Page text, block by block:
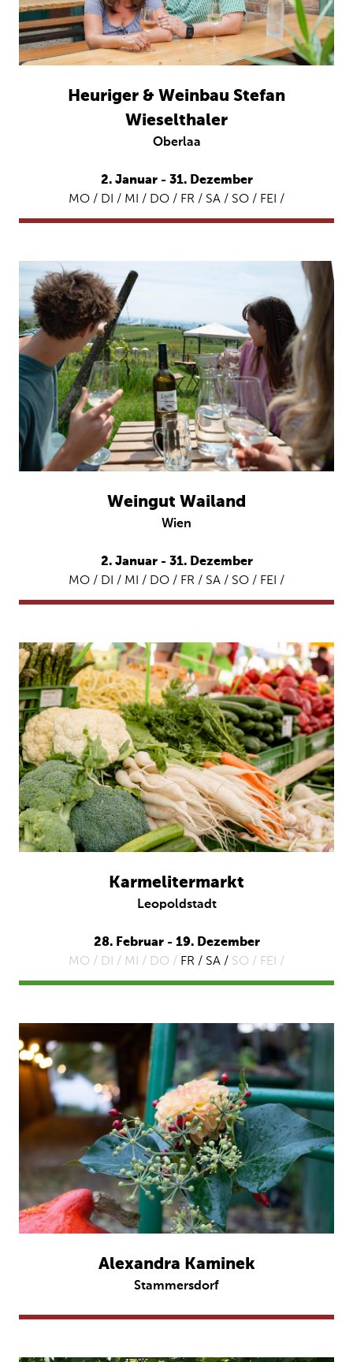
Heuriger & Weinbau Stefan
Wieselthaler
Oberlaa
2. Januar - 31. Dezember
MO / DI / MI / DO / FR / SA / SO / FEI /
Weingut Wailand
Wien
2. Januar - 31. Dezember
MO / DI / MI / DO / FR / SA / SO / FEI /
Karmelitermarkt
Leopoldstadt
28. Februar - 19. Dezember
MO / DI / MI / DO / FR / SA / SO / FEI /
Alexandra Kaminek
Stammersdorf